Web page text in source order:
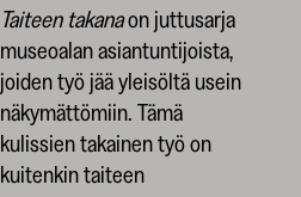
Taiteen takanaon juttusarja
museoalan asiantuntijoista,
joiden työ jää yleisöltä usein
näkymättömiin. Tämä
kulissien takainen työ on
kuitenkin taiteen